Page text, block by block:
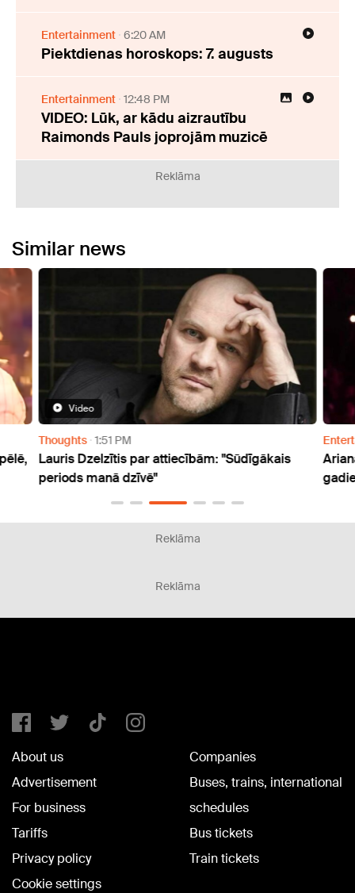
Entertainment 6:20 AM
Piektdienas horoskops: 7. augusts
Entertainment 12:48 PM
VIDEO: Lūk, ar kādu aizrautību
Raimonds Pauls joprojām muzicē
Reklāma
Similar news
Video
Thoughts 1:51 PM
Lauris Dzelzītis par attiecībām: "Sūdīgākais
periods manā dzīvē"
Reklāma
Reklāma
About us
Advertisement
For business
Tariffs
Privacy policy
Cookie settings
Companies
Buses, trains, international
schedules
Bus tickets
Train tickets